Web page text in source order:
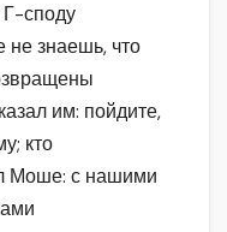
Г-споду
знаешь, что
им: пойдите,
кто
Моше: с нашими